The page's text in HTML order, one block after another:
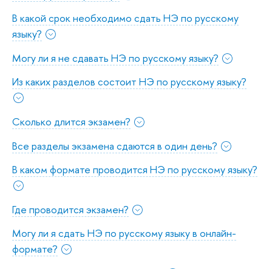
В какой срок необходимо сдать НЭ по русскому
языку?
Могу ли я не сдавать НЭ по русскому языку?
Из каких разделов состоит НЭ по русскому языку?
Сколько длится экзамен?
Все разделы экзамена сдаются в один день?
В каком формате проводится НЭ по русскому языку?
Где проводится экзамен?
Могу ли я сдать НЭ по русскому языку в онлайн-
формате?